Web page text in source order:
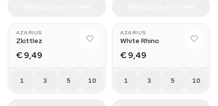
AZARIUS
Zkittlez
€ 9,49
1 3 5 10
AZARIUS
White Rhino
€ 9,49
1 3 5 10